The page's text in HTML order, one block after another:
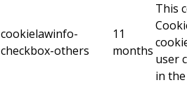
cookielawinfo-
checkbox-others
11
months
This
user
in